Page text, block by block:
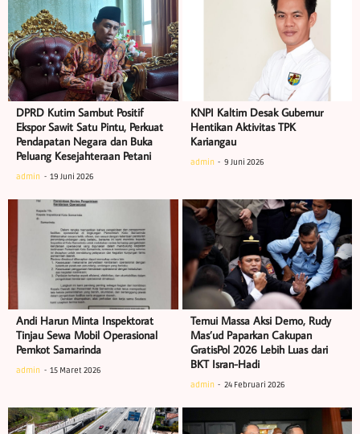
DPRD Kutim Sambut Positif
Ekspor Sawit Satu Pintu, Perkuat
Pendapatan Negara dan Buka
Peluang Kesejahteraan Petani
admin 19 Juni 2026
KNPI Kaltim Desak Gubernur
Hentikan Aktivitas TPK
Kariangau
admin 9 Juni 2026
Andi Harun Minta Inspektorat
Tinjau Sewa Mobil Operasional
Pemkot Samarinda
admin 15 Maret 2026
Temui Massa Aksi Demo, Rudy
Mas’ud Paparkan Cakupan
GratisPol 2026 Lebih Luas dari
BKT Isran-Hadi
admin 24 Februari 2026